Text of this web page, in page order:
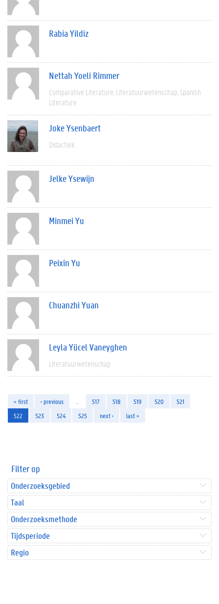
Rabia Yildiz
Nettah Yoeli Rimmer
Comparative Literature Literatuurwetenschap Spanish
Literature
Joke Ysenbaert
Didactiek
Jelke Ysewijn
Minmei Yu
Peixin Yu
Chuanzhi Yuan
Leyla Yücel Vaneyghen
Literatuurwetenschap
« first ‹ previous 517 518 519 520
521
522
523 524 525 next › last »
Filter op
Onderzoeksgebied
Taal
Onderzoeksmethode
Tijdsperiode
Regio